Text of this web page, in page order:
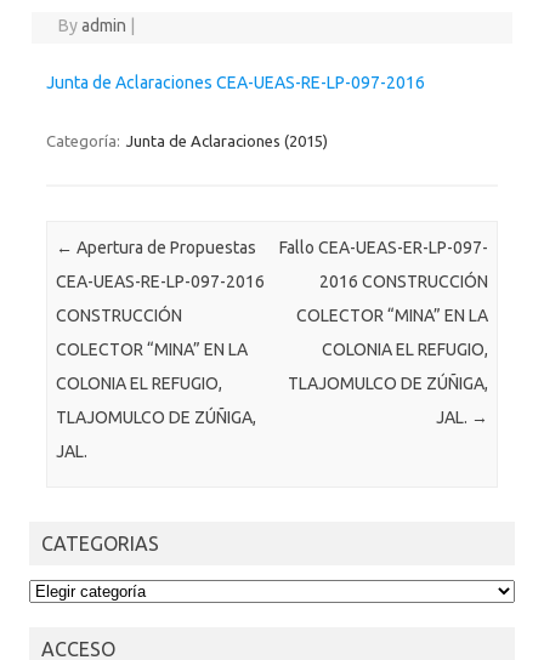
Byadmin
Junta de Aclaraciones CEA-UEAS-RE-LP-097-2016
Categoría: Junta de Aclaraciones (2015)
Post navigation
← Apertura de Propuestas
CEA-UEAS-RE-LP-097-2016
CONSTRUCCIÓN
COLECTOR “MINA” EN LA
COLONIA EL REFUGIO,
TLAJOMULCO DE ZÚÑIGA,
JAL.
Fallo CEA-UEAS-ER-LP-097-
2016 CONSTRUCCIÓN
COLECTOR “MINA” EN LA
COLONIA EL REFUGIO,
TLAJOMULCO DE ZÚÑIGA,
JAL. →
CATEGORIAS
CATEGORIAS
ACCESO